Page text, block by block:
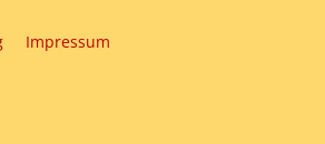
Impressum